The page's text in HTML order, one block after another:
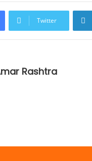
Twitter
Rashtra